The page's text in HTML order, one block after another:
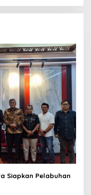
Siapkan Pelabuhan